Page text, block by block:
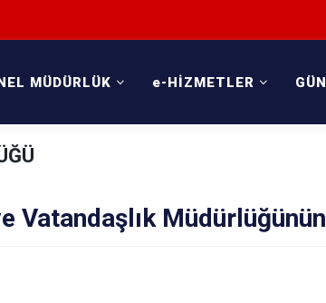
MÜDÜRLÜK e-HİZMETLER
Vatandaşlık